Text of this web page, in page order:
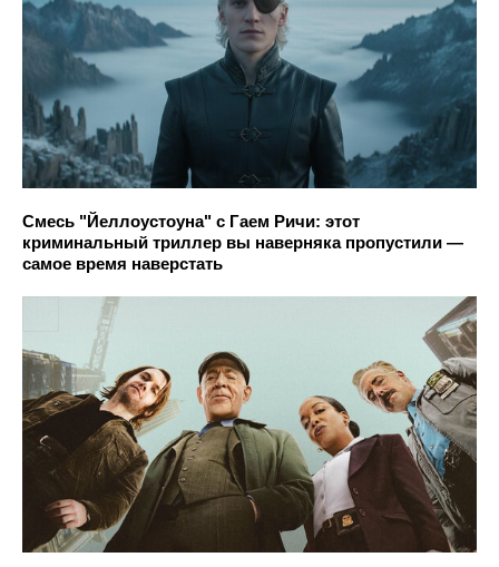
Смесь "Йеллоустоуна" с Гаем Ричи: этот
криминальный триллер вы наверняка пропустили —
самое время наверстать